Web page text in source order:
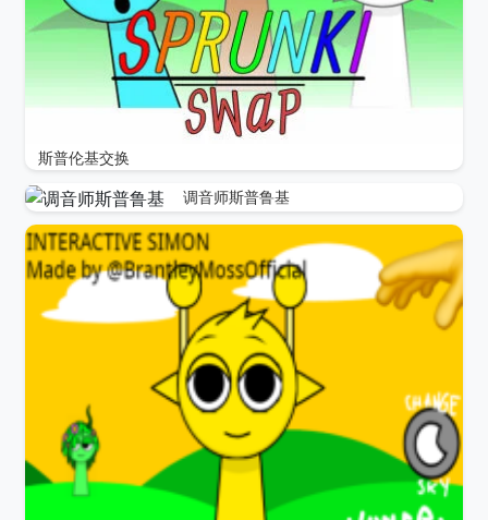
斯普伦基交换
调音师斯普鲁基